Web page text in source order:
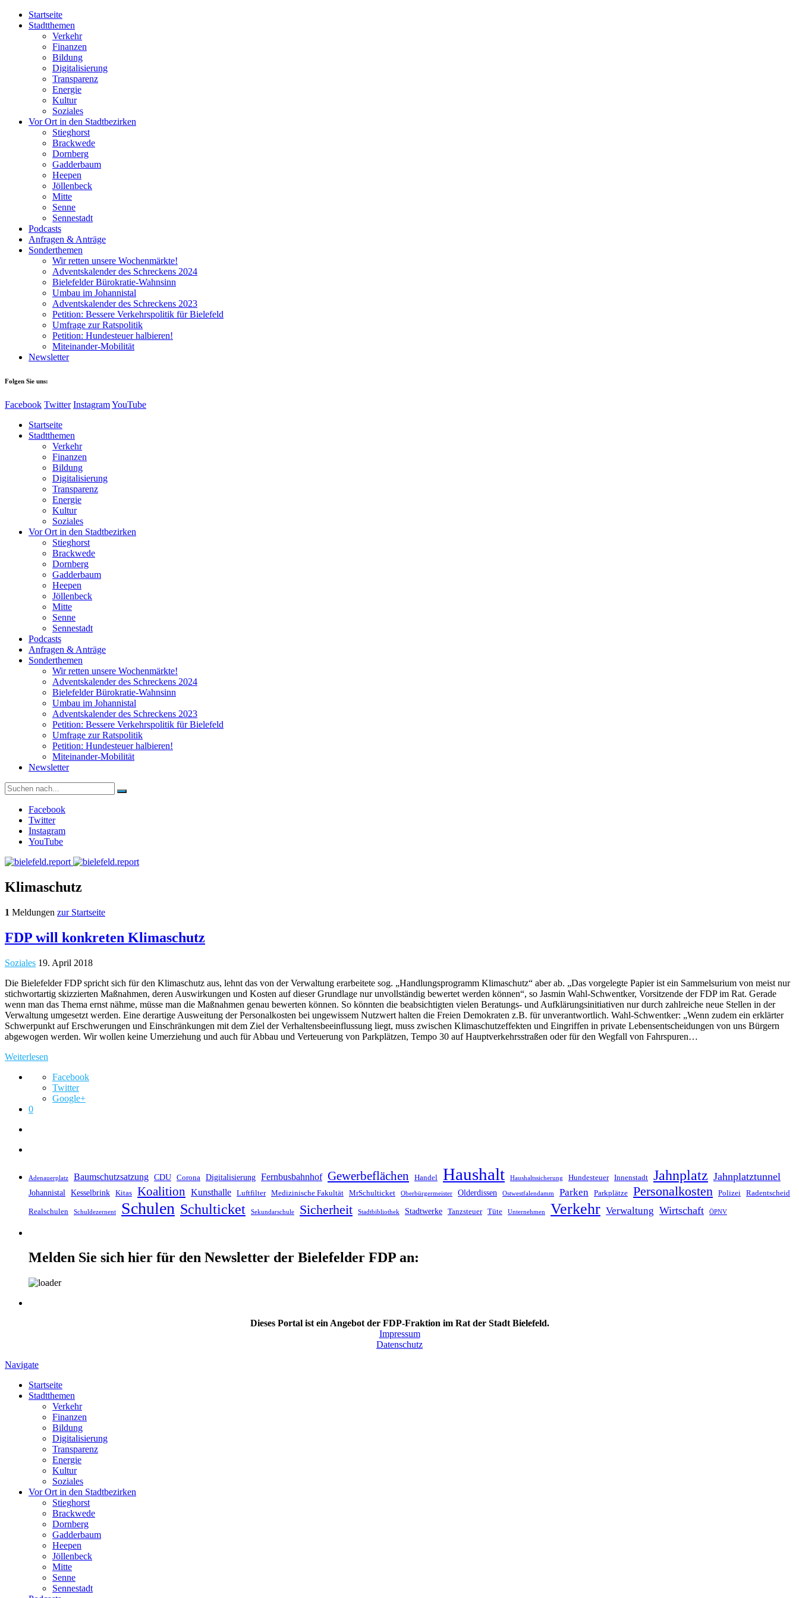
Startseite
Stadtthemen
Verkehr
Finanzen
Bildung
Digitalisierung
Transparenz
Energie
Kultur
Soziales
Vor Ort in den Stadtbezirken
Stieghorst
Brackwede
Dornberg
Gadderbaum
Heepen
Jöllenbeck
Mitte
Senne
Sennestadt
Podcasts
Anfragen & Anträge
Sonderthemen
Wir retten unsere Wochenmärkte!
Adventskalender des Schreckens 2024
Bielefelder Bürokratie-Wahnsinn
Umbau im Johannistal
Adventskalender des Schreckens 2023
Petition: Bessere Verkehrspolitik für Bielefeld​​
Umfrage zur Ratspolitik
Petition: Hundesteuer halbieren!
Miteinander-Mobilität
Newsletter
Folgen Sie uns:
Facebook Twitter InstagramYouTube
Startseite
Stadtthemen
Verkehr
Finanzen
Bildung
Digitalisierung
Transparenz
Energie
Kultur
Soziales
Vor Ort in den Stadtbezirken
Stieghorst
Brackwede
Dornberg
Gadderbaum
Heepen
Jöllenbeck
Mitte
Senne
Sennestadt
Podcasts
Anfragen & Anträge
Sonderthemen
Wir retten unsere Wochenmärkte!
Adventskalender des Schreckens 2024
Bielefelder Bürokratie-Wahnsinn
Umbau im Johannistal
Adventskalender des Schreckens 2023
Petition: Bessere Verkehrspolitik für Bielefeld​​
Umfrage zur Ratspolitik
Petition: Hundesteuer halbieren!
Miteinander-Mobilität
Newsletter
Suche
nach:
Facebook
Twitter
Instagram
YouTube
Klimaschutz
1 Meldungen zur Startseite
FDP will konkreten Klimaschutz
Soziales 19. April 2018
Die Bielefelder FDP spricht sich für den Klimaschutz aus, lehnt das von der Verwaltung erarbeitete sog. „Handlungsprogramm Klimaschutz“ aber ab. „Das vorgelegte Papier ist ein Sammelsurium von meist nur
stichwortartig skizzierten Maßnahmen, deren Auswirkungen und Kosten auf dieser Grundlage nur unvollständig bewertet werden können“, so Jasmin Wahl-Schwentker, Vorsitzende der FDP im Rat. Gerade
wenn man das Thema ernst nähme, müsse man die Maßnahmen genau bewerten können. So könnten die beabsichtigten vielen Beratungs- und Aufklärungsinitiativen nur durch zahlreiche neue Stellen in der
Verwaltung umgesetzt werden. Eine derartige Ausweitung der Personalkosten bei ungewissem Nutzwert halten die Freien Demokraten z.B. für unverantwortlich. Wahl-Schwentker: „Wenn zudem ein erklärter
Schwerpunkt auf Erschwerungen und Einschränkungen mit dem Ziel der Verhaltensbeeinflussung liegt, muss zwischen Klimaschutzeffekten und Eingriffen in private Lebensentscheidungen von uns Bürgern
abgewogen werden. Wir wollen keine Umerziehung und auch für Abbau und Verteuerung von Parkplätzen, Tempo 30 auf Hauptverkehrsstraßen oder für den Wegfall von Fahrspuren…
Weiterlesen
Facebook
Twitter
Google+
0
Adenauerplatz Baumschutzsatzung CDU Corona Digitalisierung Fernbusbahnhof Gewerbeflächen Handel Haushalt Haushaltssicherung Hundesteuer Innenstadt Jahnplatz Jahnplatztunnel
Johannistal Kesselbrink Kitas Koalition Kunsthalle Luftfilter Medizinische Fakultät MrSchulticket Oberbürgermeister Olderdissen Ostwestfalendamm Parken Parkplätze Personalkosten Polizei Radentscheid
Realschulen Schuldezernent Schulen Schulticket Sekundarschule Sicherheit Stadtbibliothek Stadtwerke Tanzsteuer Tüte Unternehmen Verkehr Verwaltung Wirtschaft ÖPNV
Melden Sie sich hier für den Newsletter der Bielefelder FDP an:
Dieses Portal ist ein Angebot der FDP-Fraktion im Rat der Stadt Bielefeld.
Impressum
Datenschutz
Navigate
Startseite
Stadtthemen
Verkehr
Finanzen
Bildung
Digitalisierung
Transparenz
Energie
Kultur
Soziales
Vor Ort in den Stadtbezirken
Stieghorst
Brackwede
Dornberg
Gadderbaum
Heepen
Jöllenbeck
Mitte
Senne
Sennestadt